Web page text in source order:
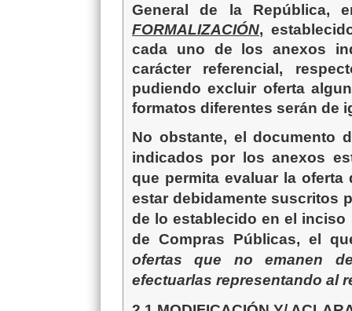
General de la República,
FORMALIZACIÓN,
cada uno de los anexos
carácter referencial,
pudiendo excluir oferta
formatos diferentes serán de
No obstante, el documento
indicados por los anexos
que permita evaluar la
estar debidamente suscritos
de lo establecido en el
de Compras Públicas, el
ofertas que no emanen
efectuarlas representando al